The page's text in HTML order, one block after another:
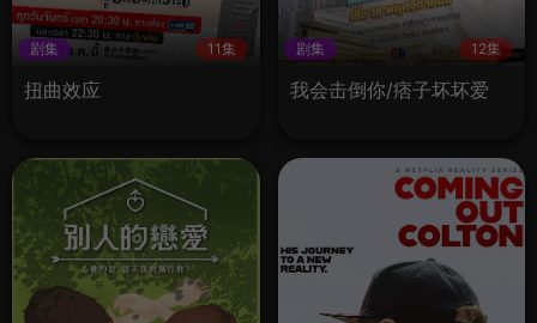
剧集 11集
扭曲效应
剧集 12集
我会击倒你/痞子坏坏爱